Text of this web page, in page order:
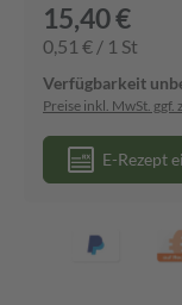
15,40 €
0,51 € / 1 St
Verfügbarkeit
Preise inkl. MwSt. ggf.
E-Rezept